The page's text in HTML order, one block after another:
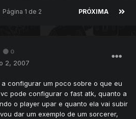
PRÓXIMA
Página 1 de 2
0
2, 2007
configurar um poco sobre o que eu
pode configurar o fast atk, quanto a
o player upar e quanto ela vai subir
dar um exemplo de um sorcerer,